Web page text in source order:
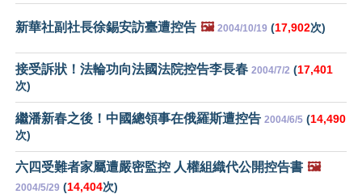
新華社副社長徐錫安訪臺遭控告 🖼️ 2004/10/19 (17,902次)
接受訴狀！法輪功向法國法院控告李長春 2004/7/2 (17,401
次)
繼潘新春之後！中國總領事在俄羅斯遭控告 2004/6/5 (14,490
次)
六四受難者家屬遭嚴密監控 人權組織代公開控告書 🖼️
2004/5/29 (14,404次)